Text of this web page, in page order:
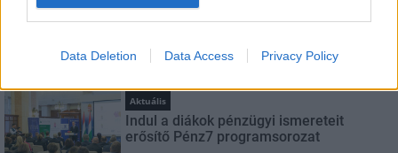
Data Deletion Data Access Privacy Policy
LEGNÉZETTEBB
Aktuális
Indul a diákok pénzügyi ismereteit
erősítő Pénz7 programsorozat